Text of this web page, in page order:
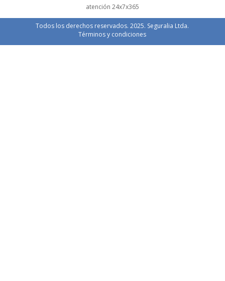
atención 24x7x365
Todos los derechos reservados. 2025. Seguralia Ltda.
Términos y condiciones